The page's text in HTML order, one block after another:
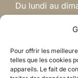
Pour offrir les
telles que les cookies
appareils. Le fait de
Du lundi au
Arrivée à partir
Départ
l’heure de fin